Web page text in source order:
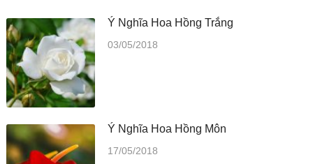
Ý Nghĩa Hoa Hồng Trắng
03/05/2018
Ý Nghĩa Hoa Hồng Môn
17/05/2018